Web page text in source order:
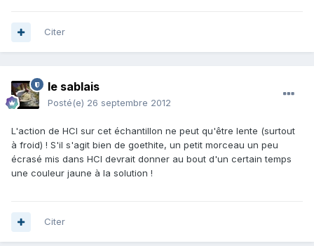
Citer
le sablais
Posté(e) 26 septembre 2012
L'action de HCl sur cet échantillon ne peut qu'être lente (surtout
à froid) ! S'il s'agit bien de goethite, un petit morceau un peu
écrasé mis dans HCl devrait donner au bout d'un certain temps
une couleur jaune à la solution !
Citer